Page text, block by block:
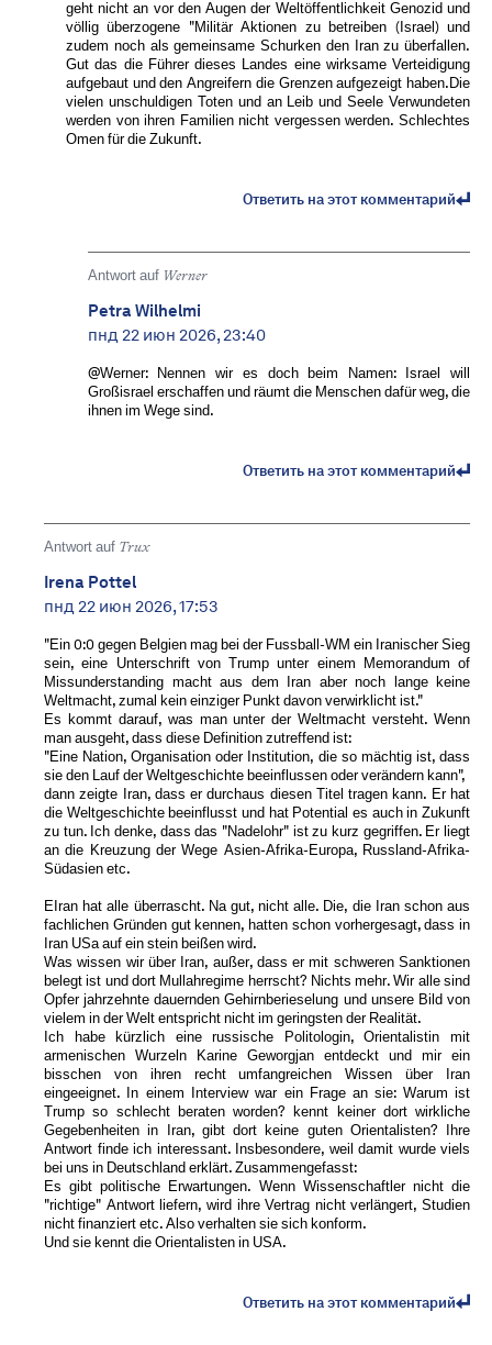
geht nicht an vor den Augen der Weltöffentlichkeit Genozid und
völlig überzogene "Militär Aktionen zu betreiben (Israel) und
zudem noch als gemeinsame Schurken den Iran zu überfallen.
Gut das die Führer dieses Landes eine wirksame Verteidigung
aufgebaut und den Angreifern die Grenzen aufgezeigt haben.Die
vielen unschuldigen Toten und an Leib und Seele Verwundeten
werden von ihren Familien nicht vergessen werden. Schlechtes
Omen für die Zukunft.
Ответить на этот комментарий
Antwort auf Werner
Petra Wilhelmi
пнд 22 июн 2026, 23:40
@Werner: Nennen wir es doch beim Namen: Israel will
Großisrael erschaffen und räumt die Menschen dafür weg, die
ihnen im Wege sind.
Ответить на этот комментарий
Antwort auf Trux
Irena Pottel
пнд 22 июн 2026, 17:53
"Ein 0:0 gegen Belgien mag bei der Fussball-WM ein Iranischer Sieg
sein, eine Unterschrift von Trump unter einem Memorandum of
Missunderstanding macht aus dem Iran aber noch lange keine
Weltmacht, zumal kein einziger Punkt davon verwirklicht ist."
Es kommt darauf, was man unter der Weltmacht versteht. Wenn
man ausgeht, dass diese Definition zutreffend ist:
"Eine Nation, Organisation oder Institution, die so mächtig ist, dass
sie den Lauf der Weltgeschichte beeinflussen oder verändern kann",
dann zeigte Iran, dass er durchaus diesen Titel tragen kann. Er hat
die Weltgeschichte beeinflusst und hat Potential es auch in Zukunft
zu tun. Ich denke, dass das "Nadelohr" ist zu kurz gegriffen. Er liegt
an die Kreuzung der Wege Asien-Afrika-Europa, Russland-Afrika-
Südasien etc.
EIran hat alle überrascht. Na gut, nicht alle. Die, die Iran schon aus
fachlichen Gründen gut kennen, hatten schon vorhergesagt, dass in
Iran USa auf ein stein beißen wird.
Was wissen wir über Iran, außer, dass er mit schweren Sanktionen
belegt ist und dort Mullahregime herrscht? Nichts mehr. Wir alle sind
Opfer jahrzehnte dauernden Gehirnberieselung und unsere Bild von
vielem in der Welt entspricht nicht im geringsten der Realität.
Ich habe kürzlich eine russische Politologin, Orientalistin mit
armenischen Wurzeln Karine Geworgjan entdeckt und mir ein
bisschen von ihren recht umfangreichen Wissen über Iran
eingeeignet. In einem Interview war ein Frage an sie: Warum ist
Trump so schlecht beraten worden? kennt keiner dort wirkliche
Gegebenheiten in Iran, gibt dort keine guten Orientalisten? Ihre
Antwort finde ich interessant. Insbesondere, weil damit wurde viels
bei uns in Deutschland erklärt. Zusammengefasst:
Es gibt politische Erwartungen. Wenn Wissenschaftler nicht die
"richtige" Antwort liefern, wird ihre Vertrag nicht verlängert, Studien
nicht finanziert etc. Also verhalten sie sich konform.
Und sie kennt die Orientalisten in USA.
Ответить на этот комментарий